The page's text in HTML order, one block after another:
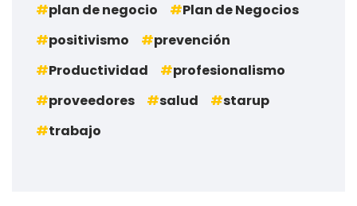
plan de negocio
Plan de Negocios
positivismo
prevención
Productividad
profesionalismo
proveedores
salud
starup
trabajo